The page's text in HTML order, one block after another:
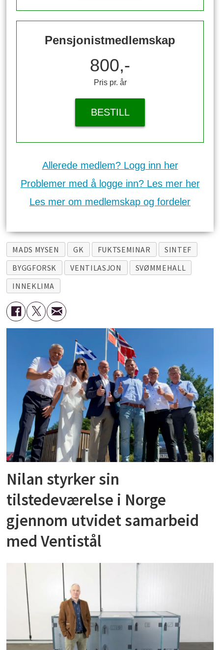
Pensjonistmedlemskap
800,-
Pris pr. år
BESTILL
Allerede medlem? Logg inn her
Problemer med å logge inn? Les mer her
Les mer om medlemskap og fordeler
MADS MYSEN GK FUKTSEMINAR
SINTEF
BYGGFORSK
VENTILASJON
SVØMMEHALL
INNEKLIMA
Nilan styrker sin
tilstedeværelse i Norge
gjennom utvidet samarbeid
med Ventistål